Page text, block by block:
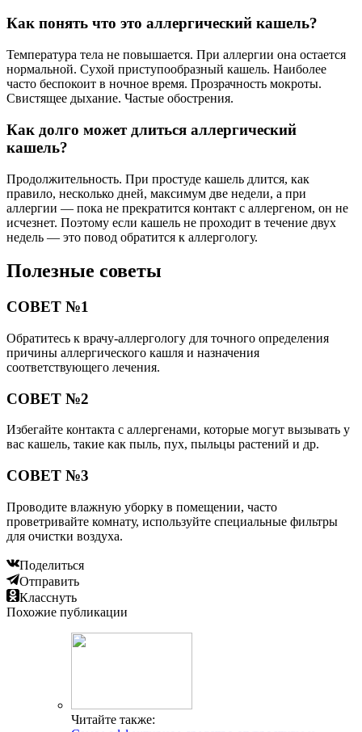
Как понять что это аллергический кашель?
Температура тела не повышается. При аллергии она остается
нормальной. Сухой приступообразный кашель. Наиболее
часто беспокоит в ночное время. Прозрачность мокроты.
Свистящее дыхание. Частые обострения.
Как долго может длиться аллергический
кашель?
Продолжительность. При простуде кашель длится, как
правило, несколько дней, максимум две недели, а при
аллергии — пока не прекратится контакт с аллергеном, он не
исчезнет. Поэтому если кашель не проходит в течение двух
недель — это повод обратится к аллергологу.
Полезные советы
СОВЕТ №1
Обратитесь к врачу-аллергологу для точного определения
причины аллергического кашля и назначения
соответствующего лечения.
СОВЕТ №2
Избегайте контакта с аллергенами, которые могут вызывать у
вас кашель, такие как пыль, пух, пыльцы растений и др.
СОВЕТ №3
Проводите влажную уборку в помещении, часто
проветривайте комнату, используйте специальные фильтры
для очистки воздуха.
Поделиться
Отправить
Класснуть
Похожие публикации
Читайте также: